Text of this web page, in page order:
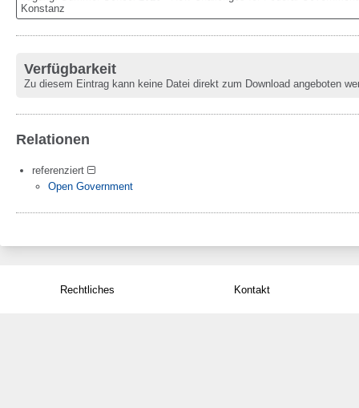
Konstanz
Verfügbarkeit
Zu diesem Eintrag kann keine Datei direkt zum Download angeboten
Relationen
referenziert
Open Government
Rechtliches Kontakt